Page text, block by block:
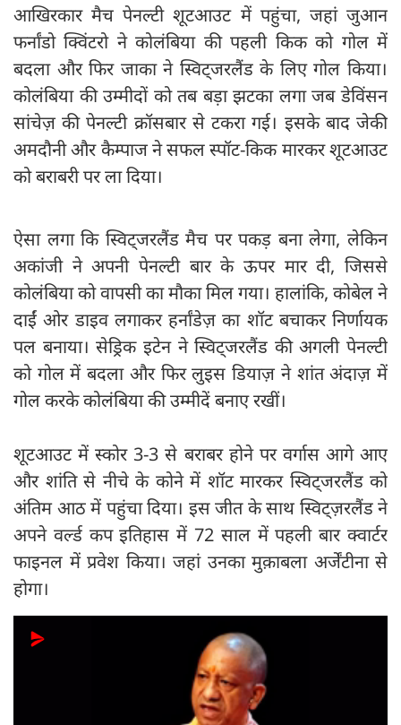
आखिरकार मैच पेनल्टी शूटआउट में पहुंचा, जहां जुआन
फर्नांडो क्विंटरो ने कोलंबिया की पहली किक को गोल में
बदला और फिर जाका ने स्विट्जरलैंड के लिए गोल किया।
कोलंबिया की उम्मीदों को तब बड़ा झटका लगा जब डेविंसन
सांचेज़ की पेनल्टी क्रॉसबार से टकरा गई। इसके बाद जेकी
अमदौनी और कैम्पाज ने सफल स्पॉट-किक मारकर शूटआउट
को बराबरी पर ला दिया।
ऐसा लगा कि स्विट्जरलैंड मैच पर पकड़ बना लेगा, लेकिन
अकांजी ने अपनी पेनल्टी बार के ऊपर मार दी, जिससे
कोलंबिया को वापसी का मौका मिल गया। हालांकि, कोबेल ने
दाईं ओर डाइव लगाकर हर्नांडेज़ का शॉट बचाकर निर्णायक
पल बनाया। सेड्रिक इटेन ने स्विट्जरलैंड की अगली पेनल्टी
को गोल में बदला और फिर लुइस डियाज़ ने शांत अंदाज़ में
गोल करके कोलंबिया की उम्मीदें बनाए रखीं।
शूटआउट में स्कोर 3-3 से बराबर होने पर वर्गास आगे आए
और शांति से नीचे के कोने में शॉट मारकर स्विट्जरलैंड को
अंतिम आठ में पहुंचा दिया। इस जीत के साथ स्विट्ज़रलैंड ने
अपने वर्ल्ड कप इतिहास में 72 साल में पहली बार क्वार्टर
फाइनल में प्रवेश किया। जहां उनका मुक़ाबला अर्जेंटीना से
होगा।